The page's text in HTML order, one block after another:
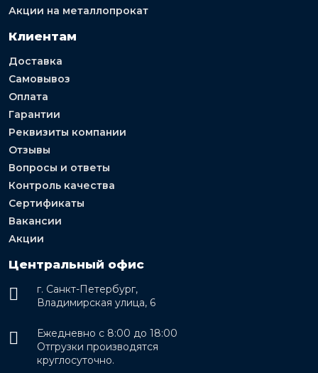
Акции на металлопрокат
Клиентам
Доставка
Самовывоз
Оплата
Гарантии
Реквизиты компании
Отзывы
Вопросы и ответы
Контроль качества
Сертификаты
Вакансии
Акции
Центральный офис
г. Санкт-Петербург,
Владимирская улица, 6
Ежедневно с 8:00 до 18:00
Отгрузки производятся
круглосуточно.